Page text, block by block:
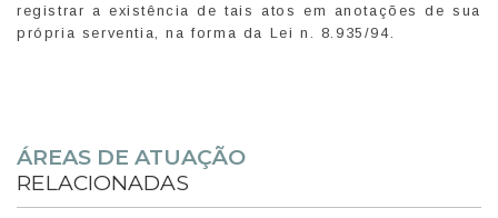
registrar a existência de tais atos em anotações de sua
própria serventia, na forma da Lei n. 8.935/94.
ÁREAS DE ATUAÇÃO
RELACIONADAS